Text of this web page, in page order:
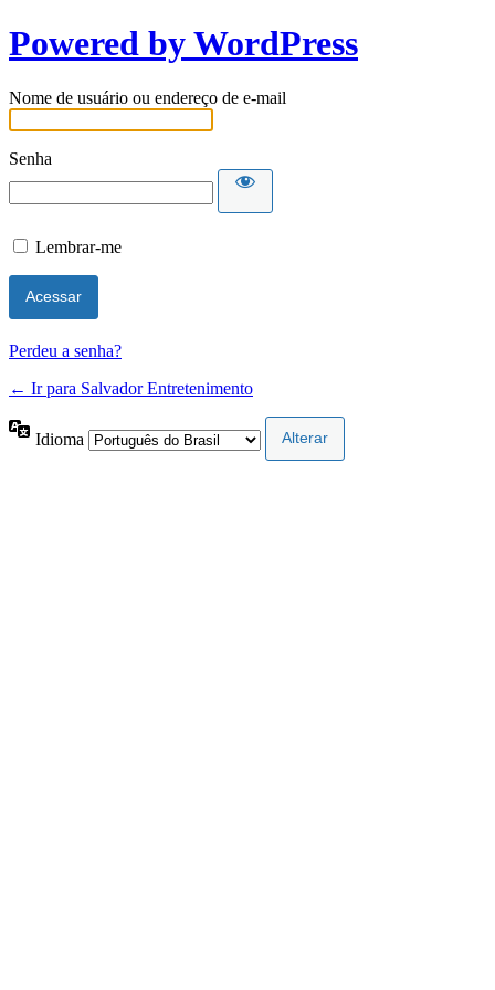
Powered by WordPress
Nome de usuário ou endereço de e-mail
Senha
Lembrar-me
Perdeu a senha?
← Ir para Salvador Entretenimento
Idioma